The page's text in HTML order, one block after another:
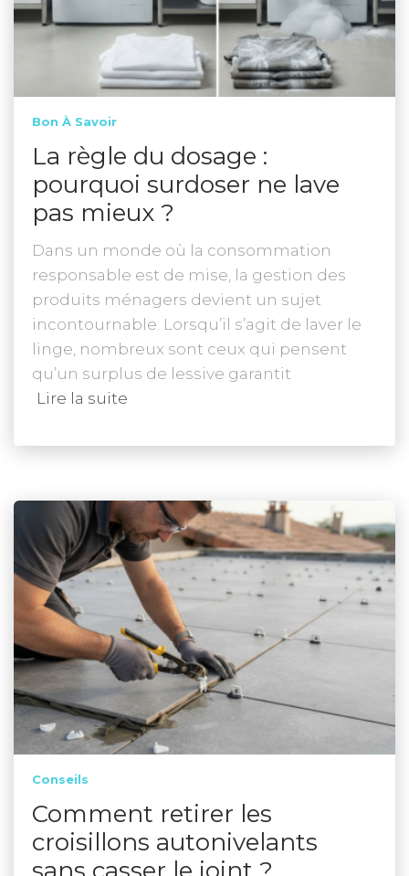
Bon À Savoir
La règle du dosage :
pourquoi surdoser ne lave
pas mieux ?
Dans un monde où la consommation
responsable est de mise, la gestion des
produits ménagers devient un sujet
incontournable. Lorsqu’il s’agit de laver le
linge, nombreux sont ceux qui pensent
qu’un surplus de lessive garantit
Lire la suite
Conseils
Comment retirer les
croisillons autonivelants